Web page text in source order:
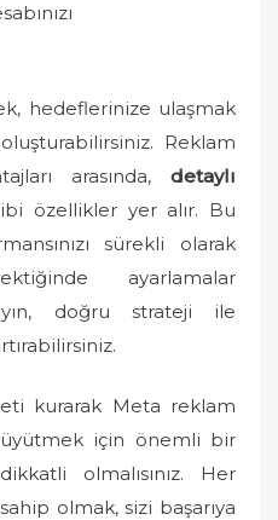
hedeflerinize ulaşmak
Reklam
arasında, detaylı
özellikler yer alır. Bu
sürekli olarak
ayarlamalar
doğru strateji ile
kurarak Meta reklam
için önemli bir
olmalısınız. Her
olmak, sizi başarıya